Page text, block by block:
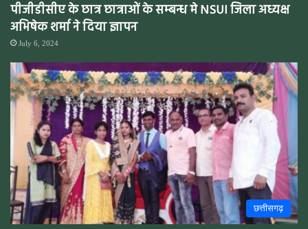
पीजीडीसीए के छात्र छात्राओं के सम्बन्ध मे NSUI जिला अध्यक्ष
अभिषेक शर्मा ने दिया ज्ञापन
July 6, 2024
छत्तीसगढ़